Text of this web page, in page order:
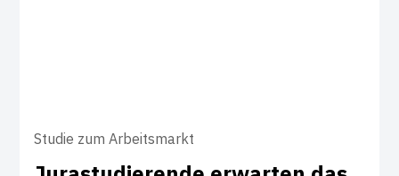
Studie zum Arbeitsmarkt